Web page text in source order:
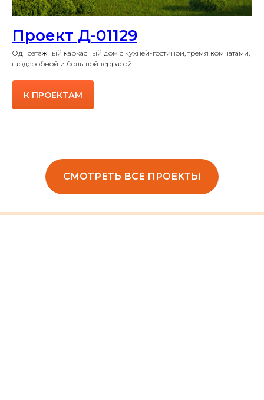
Проект Д-01129
Одноэтажный каркасный дом с кухней-гостиной, тремя комнатами,
гардеробной и большой террасой.
К ПРОЕКТАМ
СМОТРЕТЬ ВСЕ ПРОЕКТЫ